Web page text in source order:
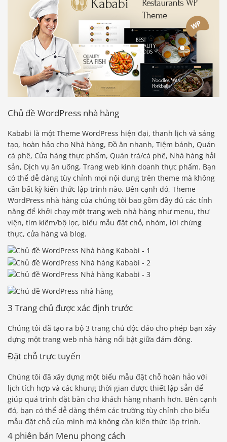
Chủ đề WordPress nhà hàng
Kababi là một Theme WordPress hiện đại, thanh lịch và sáng
tạo, hoàn hảo cho Nhà hàng, Đồ ăn nhanh, Tiệm bánh, Quán
cà phê, Cửa hàng thực phẩm, Quán trà/cà phê, Nhà hàng hải
sản, Dịch vụ ăn uống, Trang web kinh doanh thực phẩm. Bạn
có thể dễ dàng tùy chỉnh mọi nội dung trên theme mà không
cần bất kỳ kiến ​​thức lập trình nào. Bên cạnh đó, Theme
WordPress nhà hàng của chúng tôi bao gồm đầy đủ các tính
năng để khởi chạy một trang web nhà hàng như menu, thư
viện, tìm kiếm/bộ lọc, biểu mẫu đặt chỗ, nhóm, lời chứng
thực, cửa hàng và blog.
3 Trang chủ được xác định trước
Chúng tôi đã tạo ra bộ 3 trang chủ độc đáo cho phép bạn xây
dựng một trang web nhà hàng nổi bật giữa đám đông.
Đặt chỗ trực tuyến
Chúng tôi đã xây dựng một biểu mẫu đặt chỗ hoàn hảo với
lịch tích hợp và các khung thời gian được thiết lập sẵn để
giúp quá trình đặt bàn cho khách hàng nhanh hơn. Bên cạnh
đó, bạn có thể dễ dàng thêm các trường tùy chỉnh cho biểu
mẫu đặt chỗ của mình mà không cần kiến ​​thức lập trình.
4 phiên bản Menu phong cách